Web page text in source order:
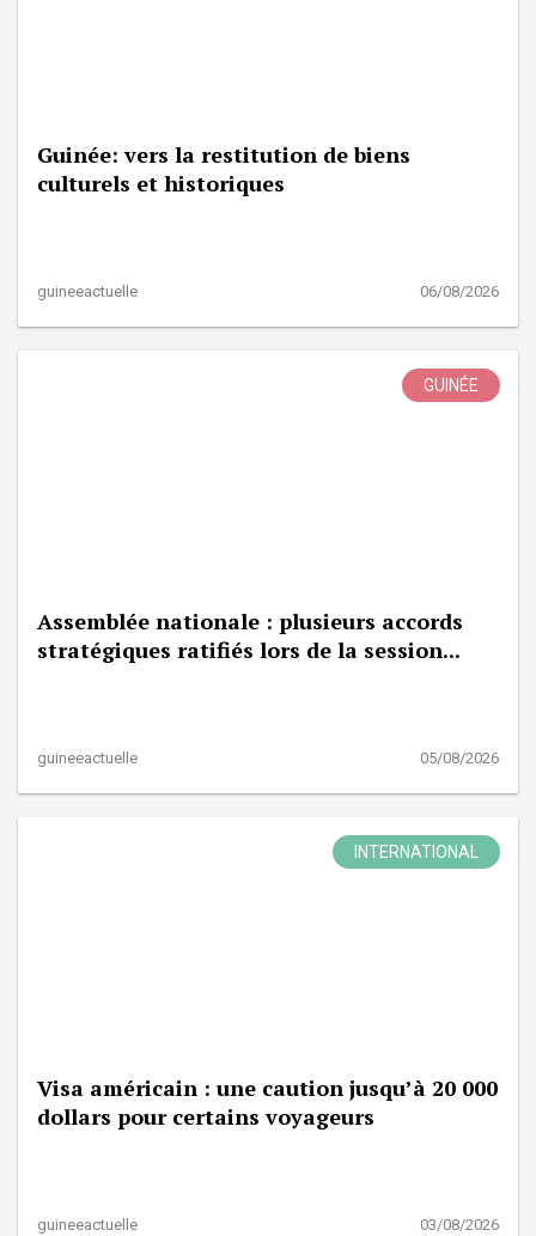
Guinée: vers la restitution de biens
culturels et historiques
guineeactuelle 06/08/2026
GUINÉE
Assemblée nationale : plusieurs accords
stratégiques ratifiés lors de la session...
guineeactuelle 05/08/2026
INTERNATIONAL
Visa américain : une caution jusqu’à 20 000
dollars pour certains voyageurs
guineeactuelle 03/08/2026